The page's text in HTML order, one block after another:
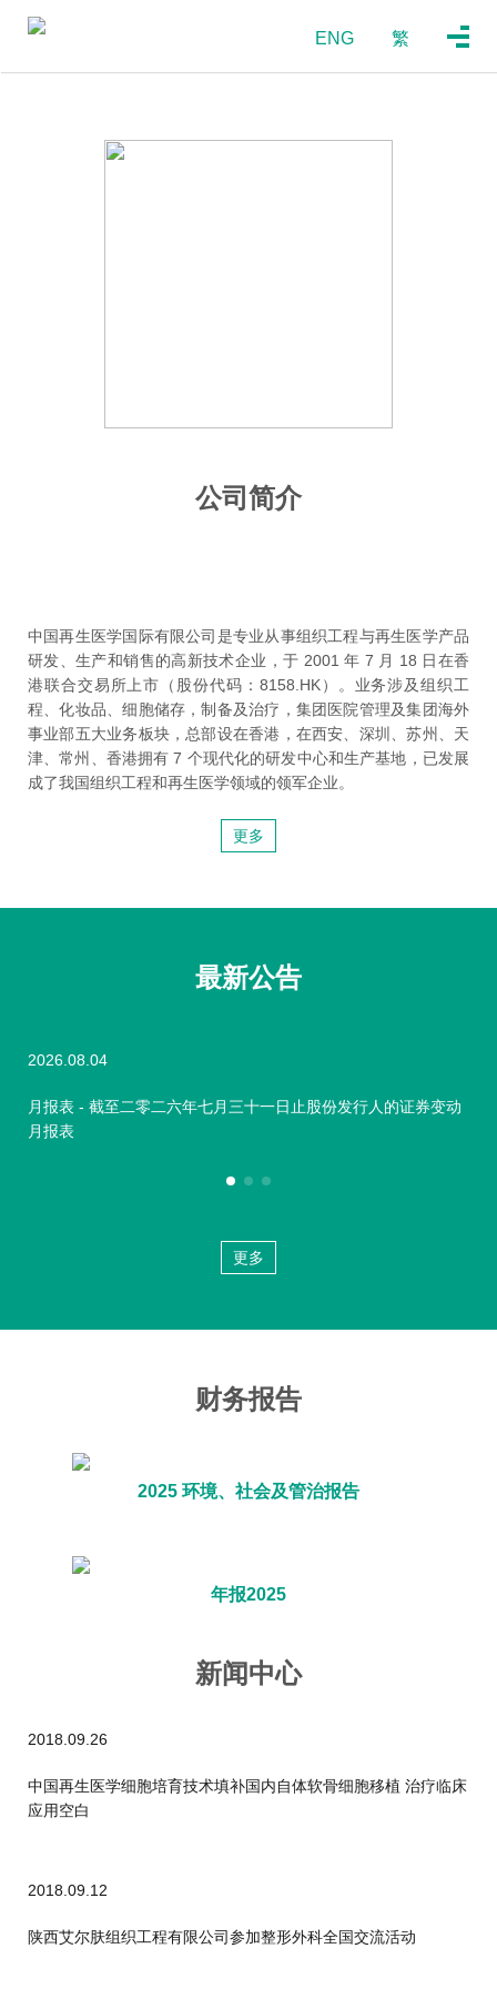
ENG 繁
公司简介
中国再生医学国际有限公司是专业从事组织工程与再生医学产品
研发、生产和销售的高新技术企业，于 2001 年 7 月 18 日在香
港联合交易所上市（股份代码：8158.HK）。业务涉及组织工
程、化妆品、细胞储存，制备及治疗，集团医院管理及集团海外
事业部五大业务板块，总部设在香港，在西安、深圳、苏州、天
津、常州、香港拥有 7 个现代化的研发中心和生产基地，已发展
成了我国组织工程和再生医学领域的领军企业。
更多
最新公告
2026.08.04
月报表 - 截至二零二六年七月三十一日止股份发行人的证券变动
月报表
更多
财务报告
2025 环境、社会及管治报告
年报2025
新闻中心
2018.09.26
中国再生医学细胞培育技术填补国内自体软骨细胞移植 治疗临床
应用空白
2018.09.12
陕西艾尔肤组织工程有限公司参加整形外科全国交流活动